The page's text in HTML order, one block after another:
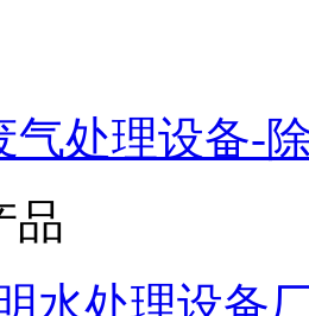
气处理设备-
品